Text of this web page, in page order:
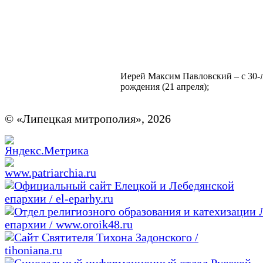
Иерей Максим Павловский – с 30-
рождения (21 апреля);
© «Липецкая митрополия», 2026